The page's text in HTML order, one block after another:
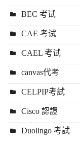
BEC 考试
CAE 考试
CAEL 考试
canvas代考
CELPIP考試
Cisco 認證
Duolingo 考試